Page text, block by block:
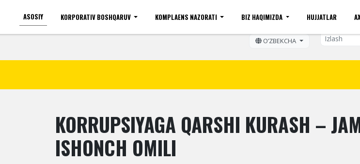
Ko'zi ojizlar uchun Shrift kattaligi Sayt xaritasi Mobil
OʼZBEKCHA
ASOSIY KORPORATIV BOSHQARUV KOMPLAENS NAZORATI BIZ HAQIMIZDA HUJJATLAR
KORRUPSIYAGA QARSHI KURASH –
ISHONCH OMILI